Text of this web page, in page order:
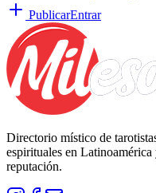
PublicarEntrar
Directorio místico de
espirituales en
reputación.